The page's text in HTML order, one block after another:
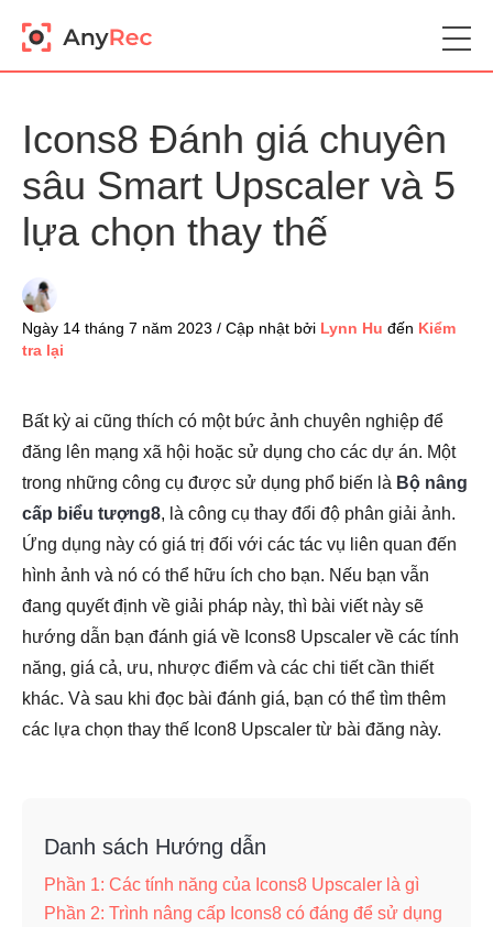
Icons8 Đánh giá chuyên
sâu Smart Upscaler và 5
lựa chọn thay thế
Ngày 14 tháng 7 năm 2023 / Cập nhật bởi Lynn Hu đến Kiểm
tra lại
Bất kỳ ai cũng thích có một bức ảnh chuyên nghiệp để
đăng lên mạng xã hội hoặc sử dụng cho các dự án. Một
trong những công cụ được sử dụng phổ biến là Bộ nâng
cấp biểu tượng8, là công cụ thay đổi độ phân giải ảnh.
Ứng dụng này có giá trị đối với các tác vụ liên quan đến
hình ảnh và nó có thể hữu ích cho bạn. Nếu bạn vẫn
đang quyết định về giải pháp này, thì bài viết này sẽ
hướng dẫn bạn đánh giá về Icons8 Upscaler về các tính
năng, giá cả, ưu, nhược điểm và các chi tiết cần thiết
khác. Và sau khi đọc bài đánh giá, bạn có thể tìm thêm
các lựa chọn thay thế Icon8 Upscaler từ bài đăng này.
Danh sách Hướng dẫn
Phần 1: Các tính năng của Icons8 Upscaler là gì
Phần 2: Trình nâng cấp Icons8 có đáng để sử dụng